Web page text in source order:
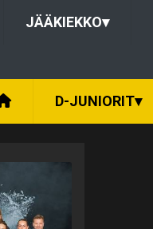
JÄÄKIEKKO▾
D-JUNIORIT▾